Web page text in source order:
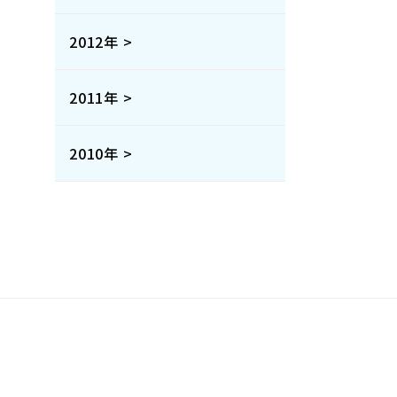
2012年 >
2011年 >
2010年 >